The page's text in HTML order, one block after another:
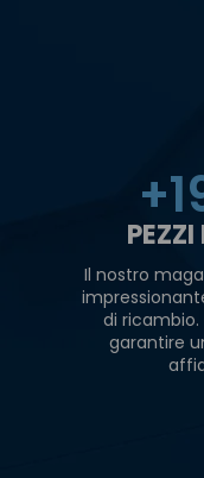
+
Il nostro
di
garantire